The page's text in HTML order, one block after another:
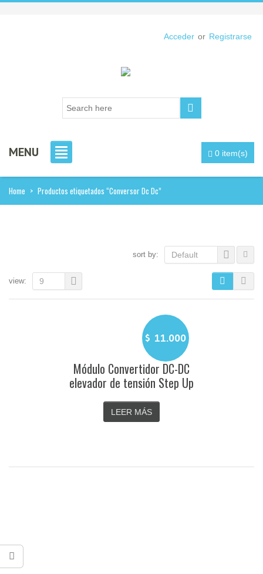
Acceder or Registrarse
MENU 0 item(s)
Home > Productos etiquetados “Conversor Dc Dc”
sort by: Default
view: 9
$ 11.000
Módulo Convertidor DC-DC
elevador de tensión Step Up
LEER MÁS